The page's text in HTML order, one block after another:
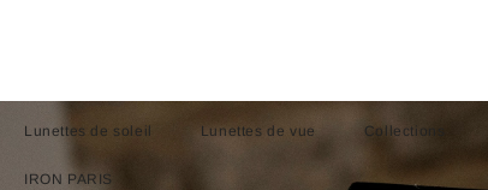
Lunettes de soleil Lunettes de vue Collections
IRON PARIS